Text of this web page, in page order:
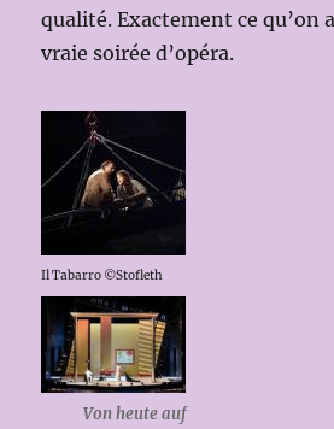
qualité. Exactement ce qu’on
vraie soirée d’opéra.
Il Tabarro ©Stofleth
Von heute auf